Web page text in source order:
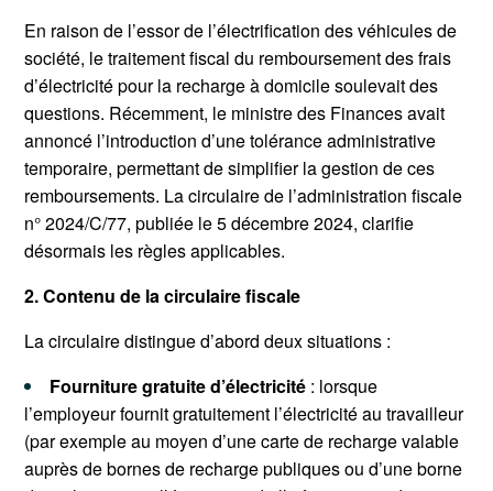
En raison de l’essor de l’électrification des véhicules de
société, le traitement fiscal du remboursement des frais
d’électricité pour la recharge à domicile soulevait des
questions. Récemment, le ministre des Finances avait
annoncé l’introduction d’une tolérance administrative
temporaire, permettant de simplifier la gestion de ces
remboursements. La circulaire de l’administration fiscale
n° 2024/C/77, publiée le 5 décembre 2024, clarifie
désormais les règles applicables.
2. Contenu de la circulaire fiscale
La circulaire distingue d’abord deux situations :
Fourniture gratuite d’électricité : lorsque
l’employeur fournit gratuitement l’électricité au travailleur
(par exemple au moyen d’une carte de recharge valable
auprès de bornes de recharge publiques ou d’une borne